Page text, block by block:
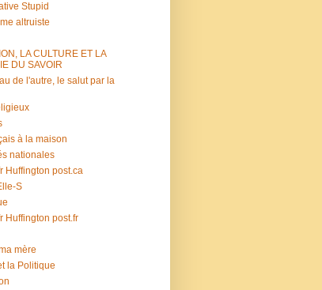
Stupid
altruiste
LA CULTURE ET LA
DU SAVOIR
de l'autre, le salut par la
à la maison
nationales
Huffington post.ca
S
Huffington post.fr
mère
la Politique